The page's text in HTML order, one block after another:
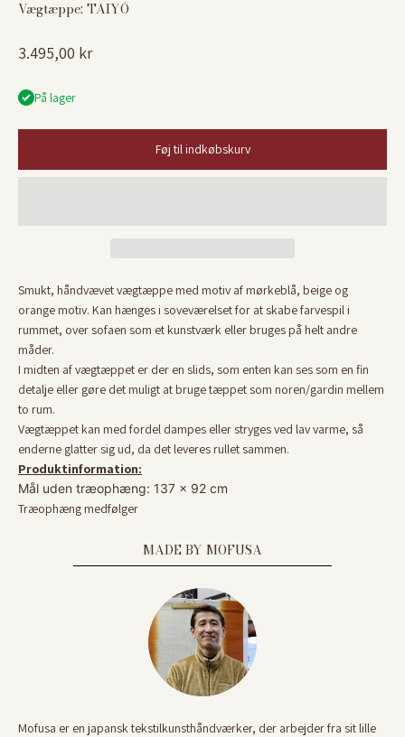
Vægtæppe: TAIYŌ
Salgspris
3.495,00 kr
På lager
Føj til indkøbskurv
Smukt, håndvævet vægtæppe med motiv af mørkeblå, beige og
orange motiv. Kan hænges i soveværelset for at skabe farvespil i
rummet, over sofaen som et kunstværk eller bruges på helt andre
måder.
I midten af vægtæppet er der en slids, som enten kan ses som en fin
detalje eller gøre det muligt at bruge tæppet som noren/gardin mellem
to rum.
Vægtæppet kan med fordel dampes eller stryges ved lav varme, så
enderne glatter sig ud, da det leveres rullet sammen.
Produktinformation:
Mål uden træophæng: 137 x 92 cm
Træophæng medfølger
MADE BY MOFUSA
Mofusa er en japansk tekstilkunsthåndværker, der arbejder fra sit lille